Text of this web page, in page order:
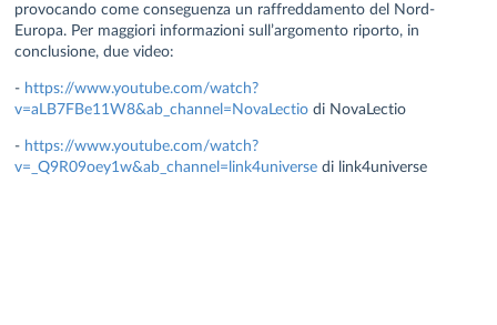
provocando come conseguenza un raffreddamento del Nord-
Europa. Per maggiori informazioni sull’argomento riporto, in
conclusione, due video:
- https://www.youtube.com/watch?
v=aLB7FBe11W8&ab_channel=NovaLectio di NovaLectio
- https://www.youtube.com/watch?
v=_Q9R09oey1w&ab_channel=link4universe di link4universe